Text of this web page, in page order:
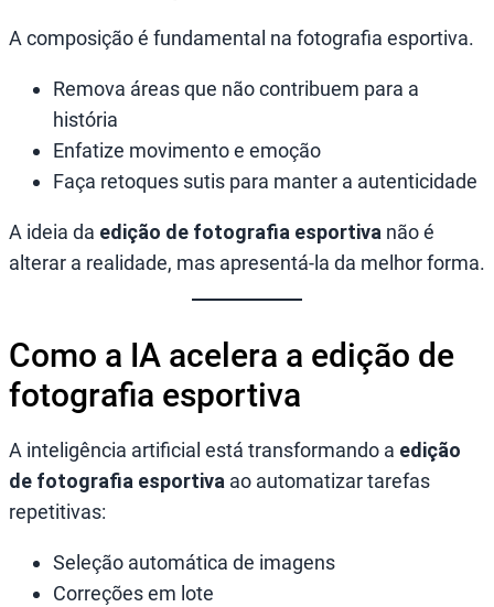
A composição é fundamental na fotografia esportiva.
Remova áreas que não contribuem para a
história
Enfatize movimento e emoção
Faça retoques sutis para manter a autenticidade
A ideia da edição de fotografia esportiva não é
alterar a realidade, mas apresentá-la da melhor forma.
Como a IA acelera a edição de
fotografia esportiva
A inteligência artificial está transformando a edição
de fotografia esportiva ao automatizar tarefas
repetitivas:
Seleção automática de imagens
Correções em lote